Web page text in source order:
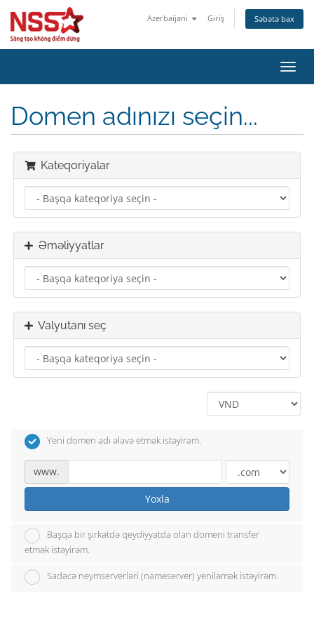
Azerbaijani Giriş Səbətə bax
keçid
Domen adınızı seçin...
Kateqoriyalar
Əməliyyatlar
Valyutanı seç
Yeni domen adı əlavə etmək istəyirəm.
www.
Yoxla
Başqa bir şirkətdə qeydiyyatda olan domeni transfer
etmək istəyirəm.
Sadəcə neymserverləri (nameserver) yeniləmək istəyirəm.